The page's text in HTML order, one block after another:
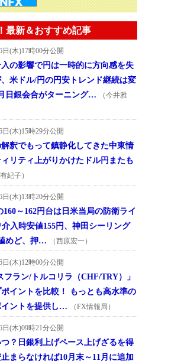
最新＆おすすめ記事
日(木)17時00分公開
入の影響で円は一時的に方向感を失
米ドル/円の円安トレンド継続は変
日銀会合がターニング…
（今井雅
日(木)15時29分公開
釈でもって鎮静化してきた中東情
リティ上がりかけたドル円またも
紀子）
日(木)13時20分公開
160～162円台は日米当局の防衛ライ
入時安値155円、神田シーリング
めど、押…
（西原宏一）
日(木)12時00分公開
フラン/トルコリラ（CHF/TRY）」
イントを比較！ もっとも高水準の
イントを提供し…
（FX情報局）
日(木)09時21分公開
？日銀利上げペース上げざるを得
まらなければ10月末～11月に追加